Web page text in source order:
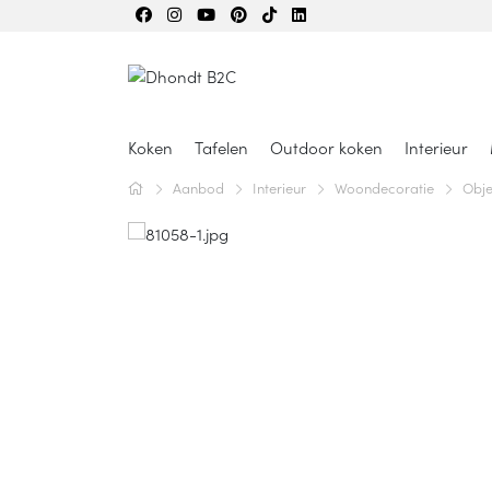
Koken Tafelen Outdoor koken Interieur
Aanbod Interieur Woondecoratie